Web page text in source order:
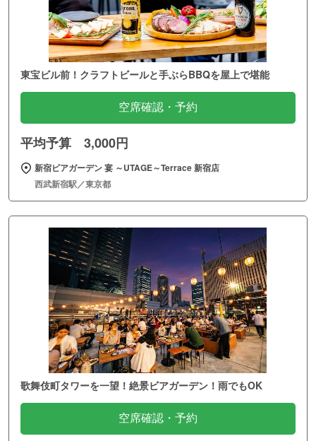
東宝ビル前！クラフトビールと手ぶらBBQを屋上で堪能
空席確認・予約
平均予算 3,000円
新宿ビアガーデン 宴 ～UTAGE～Terrace 新宿店
西武新宿駅／東京都
歌舞伎町タワーを一望！絶景ビアガーデン！雨でもOK
空席確認・予約